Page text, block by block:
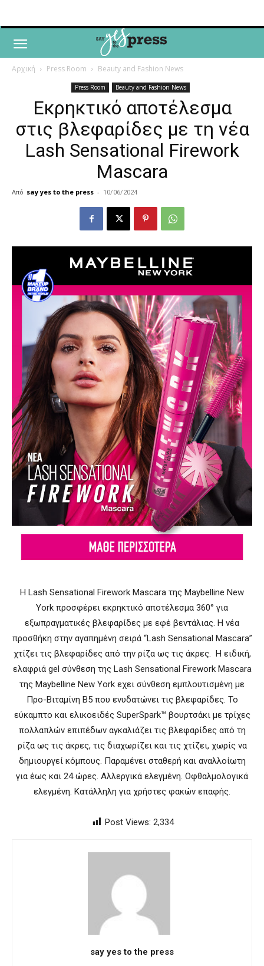
Αρχική Press Room Beauty and Fashion News
Press Room Beauty and Fashion News
Eκρηκτικό αποτέλεσμα
στις βλεφαρίδες με τη νέα
Lash Sensational Firework
Μascara
Από say yes to the press - 10/06/2024
H Lash Sensational Firework Μascara της Maybelline New
York προσφέρει εκρηκτικό αποτέλεσμα 360° για
εξωπραγματικές βλεφαρίδες με εφέ βεντάλιας. Η νέα
προσθήκη στην αγαπημένη σειρά “Lash Sensational Mascara”
χτίζει τις βλεφαρίδες από την ρίζα ως τις άκρες. Η ειδική,
ελαφριά gel σύνθεση της Lash Sensational Firework Mascara
της Maybelline New York εχει σύνθεση εμπλουτισμένη με
Προ-Βιταμίνη Β5 που ενυδατώνει τις βλεφαρίδες. Το
εύκαμπτο και ελικοειδές SuperSpark™ βουρτσάκι με τρίχες
πολλαπλών επιπέδων αγκαλιάζει τις βλεφαρίδες από τη
ρίζα ως τις άκρες, τις διαχωρίζει και τις χτίζει, χωρίς να
δημιουργεί κόμπους. Παραμένει σταθερή και αναλλοίωτη
για έως και 24 ώρες. Αλλεργικά ελεγμένη. Οφθαλμολογικά
ελεγμένη. Κατάλληλη για χρήστες φακών επαφής.
Post Views: 2,334
say yes to the press